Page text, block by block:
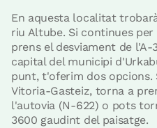
En aquesta localitat
riu Altube. Si continues
prens el desviament de
capital del municipi
punt, t'oferim dos opcions.
Vitoria-Gasteiz, torna a
l'autovia (N-622) o pots
3600 gaudint del paisatge.